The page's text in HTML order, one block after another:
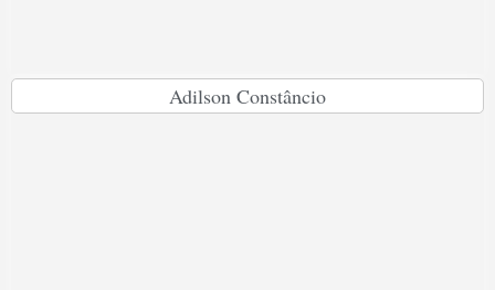
Adilson Constâncio